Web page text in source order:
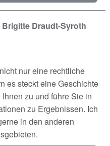
Draudt-Syroth
nur eine rechtliche
es steckt eine Geschichte
zu und führe Sie in
zu Ergebnissen. Ich
in den anderen